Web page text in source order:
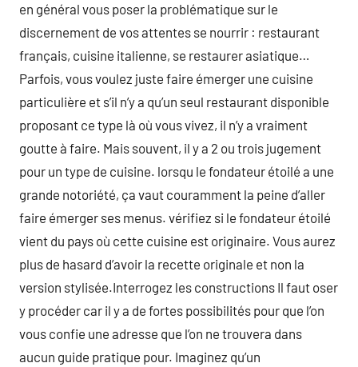
en général vous poser la problématique sur le
discernement de vos attentes se nourrir : restaurant
français, cuisine italienne, se restaurer asiatique…
Parfois, vous voulez juste faire émerger une cuisine
particulière et s’il n’y a qu’un seul restaurant disponible
proposant ce type là où vous vivez, il n’y a vraiment
goutte à faire. Mais souvent, il y a 2 ou trois jugement
pour un type de cuisine. lorsqu le fondateur étoilé a une
grande notoriété, ça vaut couramment la peine d’aller
faire émerger ses menus. vérifiez si le fondateur étoilé
vient du pays où cette cuisine est originaire. Vous aurez
plus de hasard d’avoir la recette originale et non la
version stylisée.Interrogez les constructions Il faut oser
y procéder car il y a de fortes possibilités pour que l’on
vous confie une adresse que l’on ne trouvera dans
aucun guide pratique pour. Imaginez qu’un